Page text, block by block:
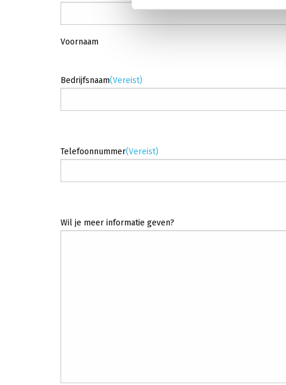
Voornaam
Bedrijfsnaam(Vereist)
Telefoonnummer(Vereist)
Wil je meer informatie geven?